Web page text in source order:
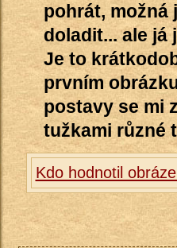
pohrát, možná
doladit... ale já
Je to
prvním
postavy se mi
tužkami různé
Kdo hodnotil